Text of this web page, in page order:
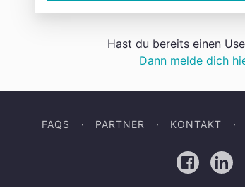
Hast du bereits einen
Dann melde dich
FAQS PARTNER KONTAKT
Facebook